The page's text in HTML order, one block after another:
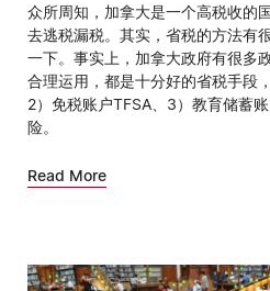
众所周知，加拿大是一个高税收的
去逃税漏税。其实，省税的方法有
一下。事实上，加拿大政府有很多
合理运用，都是十分好的省税手段
2）免税账户TFSA、3）教育储蓄
险。
Read More